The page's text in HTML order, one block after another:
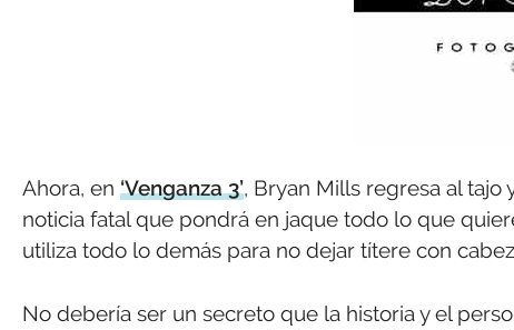
Ahora, en ‘Venganza 3’, Bryan Mills regresa al
noticia fatal que pondrá en jaque todo lo que
utiliza todo lo demás para no dejar títere con
No debería ser un secreto que la historia y el